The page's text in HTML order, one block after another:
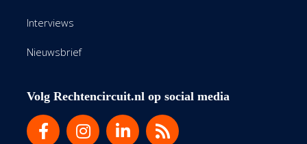
Interviews
Nieuwsbrief
Volg Rechtencircuit.nl op social media